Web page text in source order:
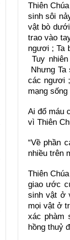
Thiên
sinh sôi
vật bò
trao vào
ngươi ; Ta
Tuy
Nhưng
các ngươi
mạng
Ai đổ máu
vì Thiên
“Về phần
nhiều trên
Thiên
giao ước
sinh vật ở
mọi vật ở
xác phàm
hồng thuỷ